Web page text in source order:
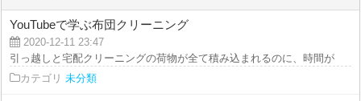
YouTubeで学ぶ布団クリーニング
2020-12-11 23:47
引っ越しと宅配クリーニングの荷物が全て積み込まれるのに、時間がどれ
カテゴリ 未分類